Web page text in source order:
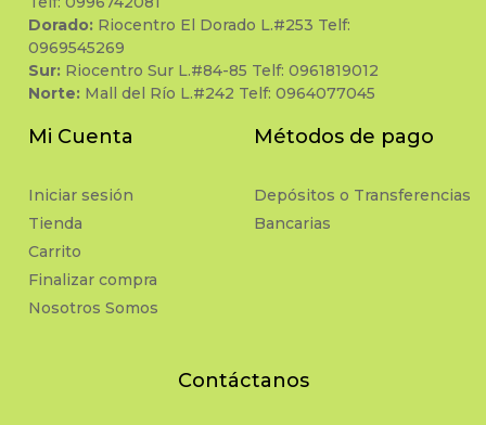
Dorado: Riocentro El Dorado L.#253 Telf:
0969545269
Sur: Riocentro Sur L.#84-85 Telf: 0961819012
Norte: Mall del Río L.#242 Telf: 0964077045
Mi Cuenta
Iniciar sesión
Tienda
Carrito
Finalizar compra
Nosotros Somos
Métodos de pago
Depósitos o Transferencias
Bancarias
Contáctanos